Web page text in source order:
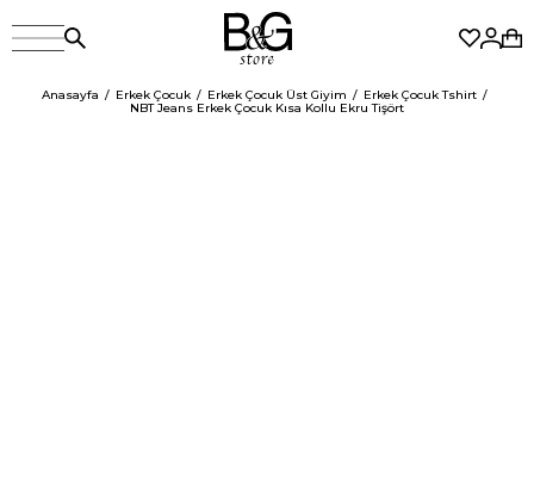
Anasayfa Erkek Çocuk Erkek Çocuk Üst Giyim
Erkek Çocuk Tshirt
NBT Jeans Erkek Çocuk Kısa Kollu Ekru Tişört